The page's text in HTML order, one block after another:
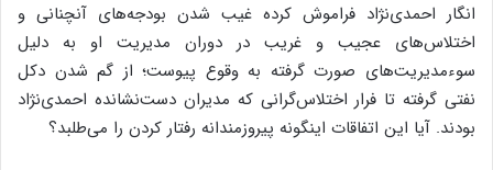
انگار احمدی‌نژاد فراموش کرده غیب شدن بودجه‌های آنچنانی و
اختلاس‌های عجیب و غریب در دوران مدیریت او به دلیل
سوءمدیریت‌های صورت گرفته به وقوع پیوست؛ از گم شدن دکل
نفتی گرفته تا فرار اختلاس‌گرانی که مدیران دست‌نشانده احمدی‌نژاد
بودند. آیا این اتفاقات اینگونه پیروزمندانه رفتار کردن را می‌طلبد؟